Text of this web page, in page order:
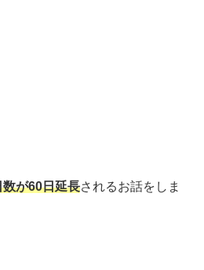
が60日延長されるお話をしま